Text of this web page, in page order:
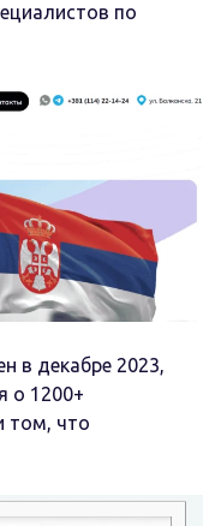
по
в декабре 2023,
о 1200+
том, что